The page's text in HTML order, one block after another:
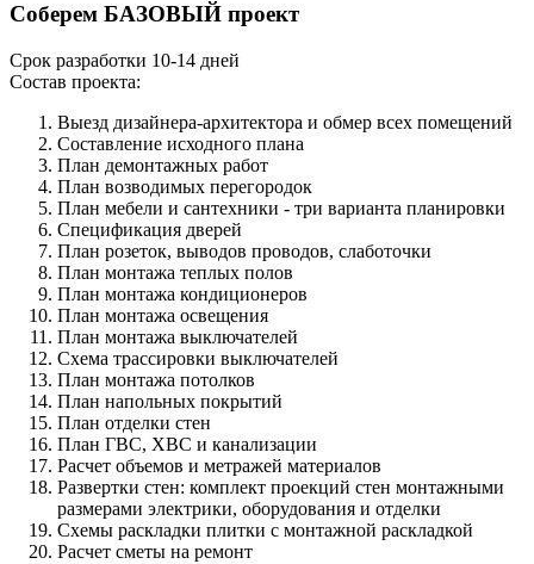
Соберем БАЗОВЫЙ проект
Срок разработки 10-14 дней
Состав проекта:
Выезд дизайнера-архитектора и обмер всех помещений
Составление исходного плана
План демонтажных работ
План возводимых перегородок
План мебели и сантехники - три варианта планировки
Спецификация дверей
План розеток, выводов проводов, слаботочки
План монтажа теплых полов
План монтажа кондиционеров
План монтажа освещения
План монтажа выключателей
Схема трассировки выключателей
План монтажа потолков
План напольных покрытий
План отделки стен
План ГВС, ХВС и канализации
Расчет объемов и метражей материалов
Развертки стен: комплект проекций стен монтажными
размерами электрики, оборудования и отделки
Схемы раскладки плитки с монтажной раскладкой
Расчет сметы на ремонт